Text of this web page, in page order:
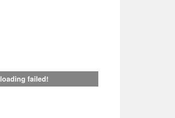
loading failed!